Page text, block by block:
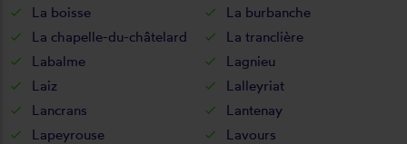
La boisse
La burbanche
La chapelle-du-châtelard
La tranclière
Labalme
Lagnieu
Laiz
Lalleyriat
Lancrans
Lantenay
Lapeyrouse
Lavours